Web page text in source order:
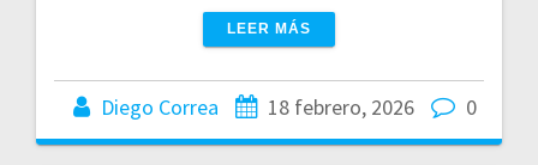
LEER MÁS
Diego Correa 18 febrero, 2026 0